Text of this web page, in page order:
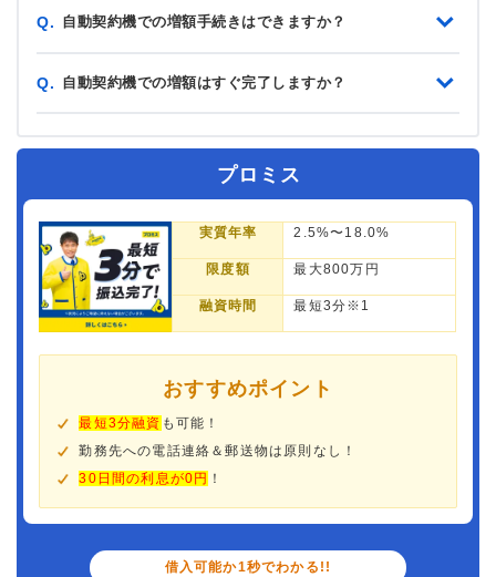
Q. 自動契約機での増額手続きはできますか？
Q. 自動契約機での増額はすぐ完了しますか？
プロミス
実質年率 2.5%〜18.0%
限度額 最大800万円
融資時間 最短3分※1
おすすめポイント
最短3分融資 も可能！
勤務先への電話連絡＆郵送物は原則なし！
30日間の利息が0円 ！
借入可能か1秒でわかる!!